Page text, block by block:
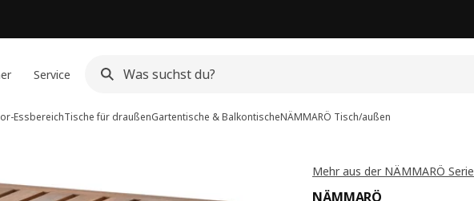
Service
EssbereichTische für draußenGartentische & BalkontischeNÄMMARÖ Tisch/außen
Mehr aus der NÄMMARÖ Serie
NÄMMARÖ